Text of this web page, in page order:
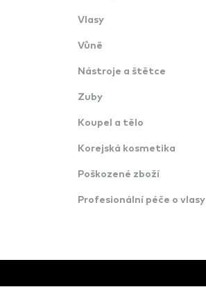
Vlasy
Vůně
Nástroje a štětce
Zuby
Koupel a tělo
Korejská kosmetika
Poškozené zboží
Profesionální péče o vlasy